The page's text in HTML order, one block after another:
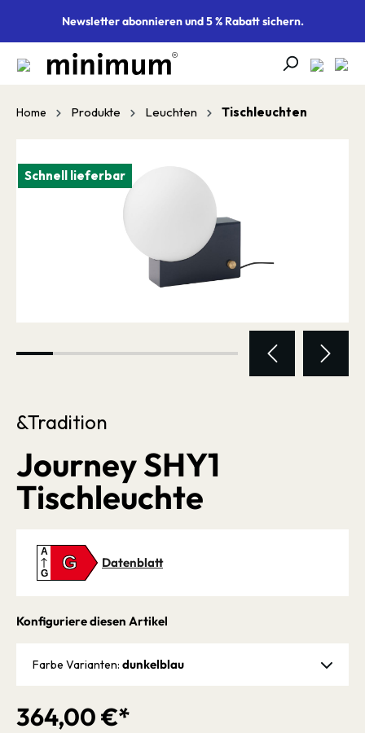
springenNewsletter abonnieren und 5 % Rabatt sichern.
Home Produkte Leuchten Tischleuchten
Schnell lieferbar
&Tradition
Journey SHY1
Tischleuchte
G
A
G
Datenblatt
364,00 €*
Konfiguriere diesen Artikel
Farbe Varianten: dunkelblau